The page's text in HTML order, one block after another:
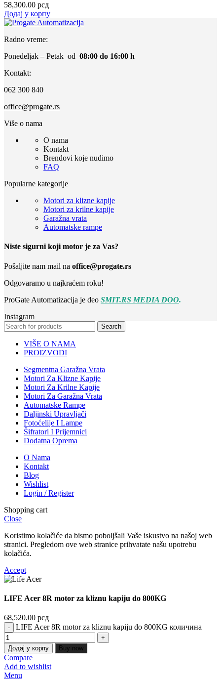
58,300.00 рсд
Додај у корпу
Radno vreme:
Ponedeljak – Petak od 08:00 do 16:00 h
Kontakt:
062 300 840
office@progate.rs
Više o nama
O nama
Kontakt
Brendovi koje nudimo
FAQ
Popularne kategorije
Motori za klizne kapije
Motori za krilne kapije
Garažna vrata
Automatske rampe
Niste sigurni koji motor je za Vas?
Pošaljite nam mail na office@progate.rs
Odgovaramo u najkraćem roku!
ProGate Automatizacija je deo SMIT.RS MEDIA DOO.
Instagram
Search
VIŠE O NAMA
PROIZVODI
Segmentna Garažna Vrata
Motori Za Klizne Kapije
Motori Za Krilne Kapije
Motori Za Garažna Vrata
Automatske Rampe
Daljinski Upravljači
Fotoćelije I Lampe
Šifratori I Prijemnici
Dodatna Oprema
O Nama
Kontakt
Blog
Wishlist
Login / Register
Shopping cart
Close
Koristimo kolačiće da bismo poboljšali Vaše iskustvo na našoj web
stranici. Pregledom ove web stranice prihvatate našu upotrebu
kolačića.
Accept
LIFE Acer 8R motor za kliznu kapiju do 800KG
68,520.00 рсд
LIFE Acer 8R motor za kliznu kapiju do 800KG количина
Додај у корпу Buy now
Compare
Add to wishlist
Menu